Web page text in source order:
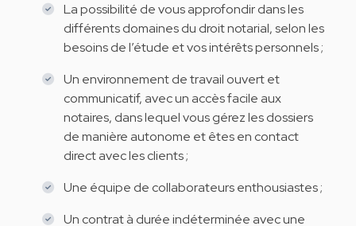
La possibilité de vous approfondir dans les
différents domaines du droit notarial, selon les
besoins de l’étude et vos intérêts personnels ;
Un environnement de travail ouvert et
communicatif, avec un accès facile aux
notaires, dans lequel vous gérez les dossiers
de manière autonome et êtes en contact
direct avec les clients ;
Une équipe de collaborateurs enthousiastes ;
Un contrat à durée indéterminée avec une